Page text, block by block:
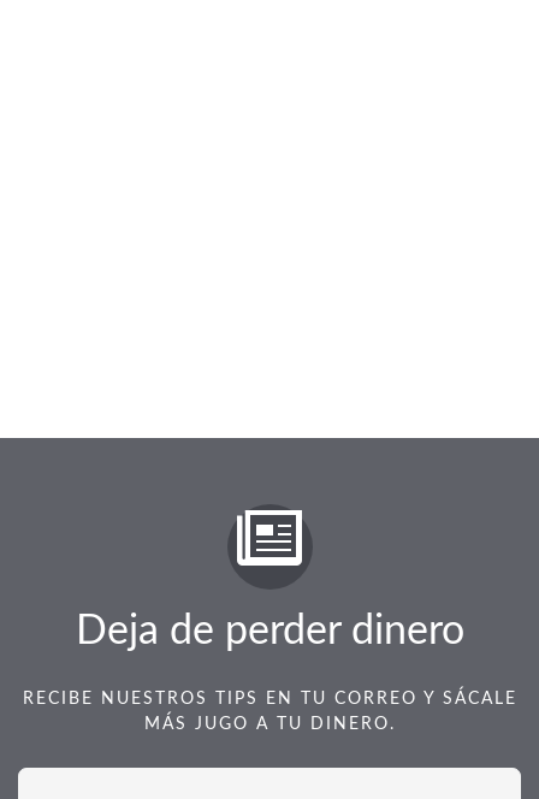
Deja de perder dinero
RECIBE NUESTROS TIPS EN TU CORREO Y SÁCALE
MÁS JUGO A TU DINERO.